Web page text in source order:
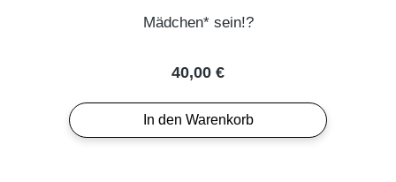
Mädchen* sein!?
Regulärer Preis:
40,00 €
In den Warenkorb